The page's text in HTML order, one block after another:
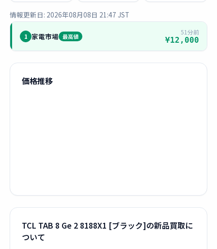
情報更新日: 2026年08月08日 21:47 JST
1 家電市場 最高値
51分前
¥12,000
価格推移
TCL TAB 8 Ge 2 8188X1 [ブラック]の新品買取に
ついて